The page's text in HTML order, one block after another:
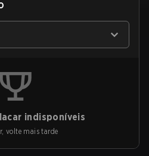
indisponíveis
volte mais tarde